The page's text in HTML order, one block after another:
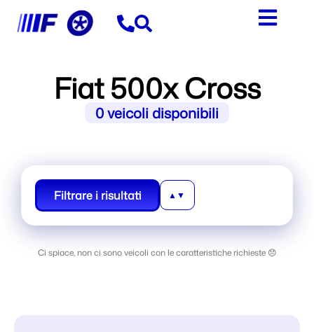
Fiat 500x Cross
0veicoli disponibili
Filtrare i risultati
Ci spiace, non ci sono veicoli con le caratteristiche richieste 😞